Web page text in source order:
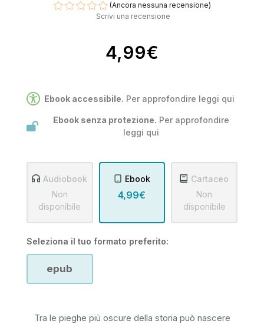
(Ancora nessuna recensione)
Scrivi una recensione
4,99€
Ebook senza protezione. Per approfondire
leggi qui
Ebook accessibile. Per approfondire leggi qui
Audiobook
Non
disponibile
Ebook
4,99€
Cartaceo
Non
disponibile
Seleziona il tuo formato preferito:
epub
Tra le pieghe più oscure della storia può nascere